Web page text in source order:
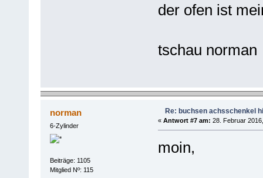
der ofen ist
tschau norman
norman
6-Zylinder
Beiträge: 1105
Mitglied Nº: 115
Re: buchsen achsschenkel
« Antwort #7 am: 28. Februar
moin,